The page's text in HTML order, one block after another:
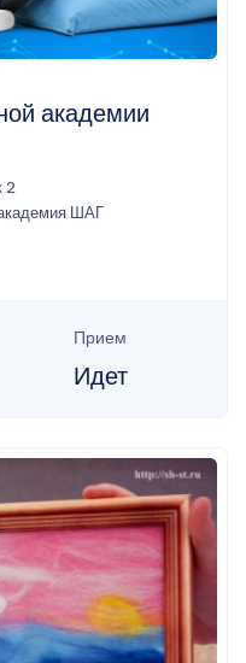
академии
2
ШАГ
Прием
Идет